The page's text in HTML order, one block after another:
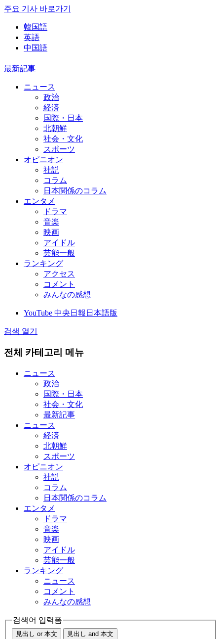
주요 기사 바로가기
韓国語
英語
中国語
最新記事
ニュース
政治
経済
国際・日本
北朝鮮
社会・文化
スポーツ
オピニオン
社説
コラム
日本関係のコラム
エンタメ
ドラマ
音楽
映画
アイドル
芸能一般
ランキング
アクセス
コメント
みんなの感想
YouTube 中央日報日本語版
검색 열기
전체 카테고리 메뉴
ニュース
政治
国際・日本
社会・文化
最新記事
ニュース
経済
北朝鮮
スポーツ
オピニオン
社説
コラム
日本関係のコラム
エンタメ
ドラマ
音楽
映画
アイドル
芸能一般
ランキング
ニュース
コメント
みんなの感想
검색어 입력폼
見出し or 本文 見出し and 本文